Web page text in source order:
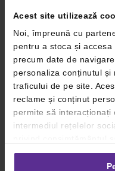
Acest site utilizează
Noi, împreună cu
pentru a stoca și
precum date de
personaliza conținutul
traficului de pe site.
reclame și conținut
permite să interacționați
intermediul rețelelor
consimțământul
setările dvs. de cookie-